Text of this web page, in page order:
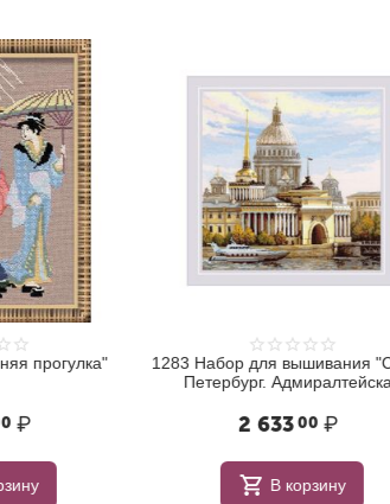
1283 Набор для вышивания "Санкт-
Петербург. Адмиралтейская
2 633 00 ₽
В корзину